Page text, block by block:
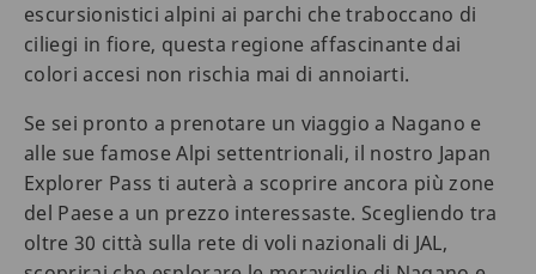
escursionistici alpini ai parchi che traboccano di
ciliegi in fiore, questa regione affascinante dai
colori accesi non rischia mai di annoiarti.
Se sei pronto a prenotare un viaggio a Nagano e
alle sue famose Alpi settentrionali, il nostro Japan
Explorer Pass ti auterà a scoprire ancora più zone
del Paese a un prezzo interessaste. Scegliendo tra
oltre 30 città sulla rete di voli nazionali di JAL,